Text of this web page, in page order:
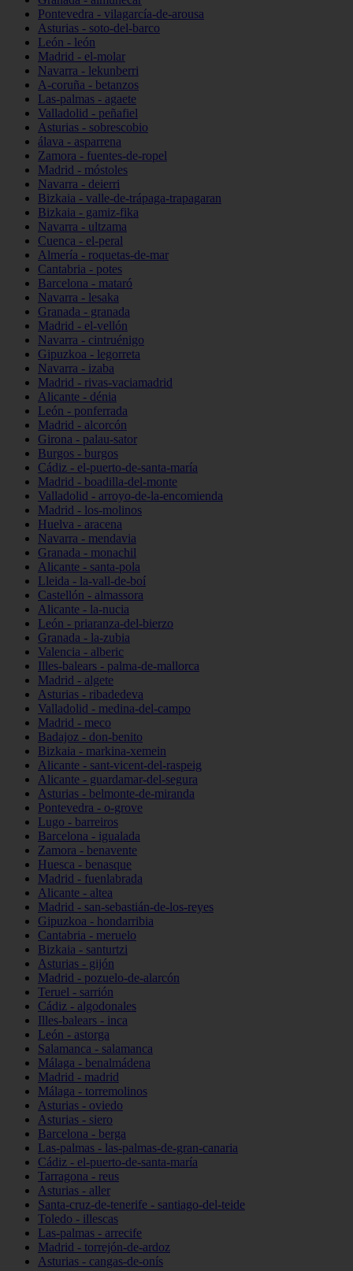
Pontevedra - vilagarcía-de-arousa
Asturias - soto-del-barco
León - león
Madrid - el-molar
Navarra - lekunberri
A-coruña - betanzos
Las-palmas - agaete
Valladolid - peñafiel
Asturias - sobrescobio
álava - asparrena
Zamora - fuentes-de-ropel
Madrid - móstoles
Navarra - deierri
Bizkaia - valle-de-trápaga-trapagaran
Bizkaia - gamiz-fika
Navarra - ultzama
Cuenca - el-peral
Almería - roquetas-de-mar
Cantabria - potes
Barcelona - mataró
Navarra - lesaka
Granada - granada
Madrid - el-vellón
Navarra - cintruénigo
Gipuzkoa - legorreta
Navarra - izaba
Madrid - rivas-vaciamadrid
Alicante - dénia
León - ponferrada
Madrid - alcorcón
Girona - palau-sator
Burgos - burgos
Cádiz - el-puerto-de-santa-maría
Madrid - boadilla-del-monte
Valladolid - arroyo-de-la-encomienda
Madrid - los-molinos
Huelva - aracena
Navarra - mendavia
Granada - monachil
Alicante - santa-pola
Lleida - la-vall-de-boí
Castellón - almassora
Alicante - la-nucia
León - priaranza-del-bierzo
Granada - la-zubia
Valencia - alberic
Illes-balears - palma-de-mallorca
Madrid - algete
Asturias - ribadedeva
Valladolid - medina-del-campo
Madrid - meco
Badajoz - don-benito
Bizkaia - markina-xemein
Alicante - sant-vicent-del-raspeig
Alicante - guardamar-del-segura
Asturias - belmonte-de-miranda
Pontevedra - o-grove
Lugo - barreiros
Barcelona - igualada
Zamora - benavente
Huesca - benasque
Madrid - fuenlabrada
Alicante - altea
Madrid - san-sebastián-de-los-reyes
Gipuzkoa - hondarribia
Cantabria - meruelo
Bizkaia - santurtzi
Asturias - gijón
Madrid - pozuelo-de-alarcón
Teruel - sarrión
Cádiz - algodonales
Illes-balears - inca
León - astorga
Salamanca - salamanca
Málaga - benalmádena
Madrid - madrid
Málaga - torremolinos
Asturias - oviedo
Asturias - siero
Barcelona - berga
Las-palmas - las-palmas-de-gran-canaria
Cádiz - el-puerto-de-santa-maría
Tarragona - reus
Asturias - aller
Santa-cruz-de-tenerife - santiago-del-teide
Toledo - illescas
Las-palmas - arrecife
Madrid - torrejón-de-ardoz
Asturias - cangas-de-onís